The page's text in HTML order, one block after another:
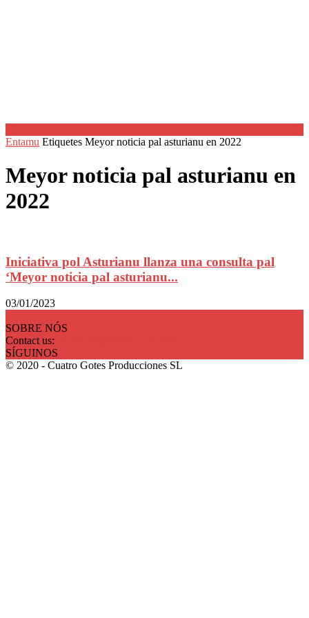
Entamu Etiquetes Meyor noticia pal asturianu en 2022
Meyor noticia pal asturianu en
2022
Iniciativa pol Asturianu llanza una consulta pal
‘Meyor noticia pal asturianu...
03/01/2023
SOBRE NÓS
Contact us:
SÍGUINOS
© 2020 - Cuatro Gotes Producciones SL